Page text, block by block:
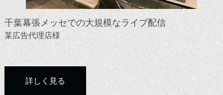
千葉幕張メッセでの大規模なライブ配信
某広告代理店様
詳しく見る